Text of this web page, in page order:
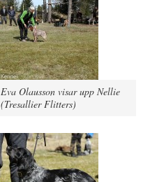
Eva Olausson visar upp Nellie
(Tresallier Flitters)